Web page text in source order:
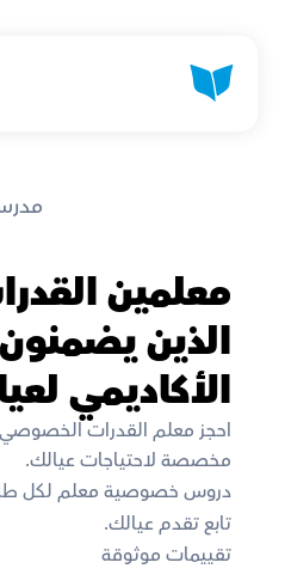
الأكاديمي
مخصصة لاحتياجات عيالك.
دروس خصوصية معلم لكل
تابع تقدم عيالك.
تقييمات موثوقة